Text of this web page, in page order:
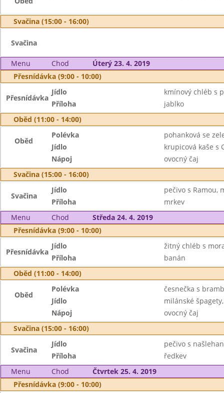
Svačina (15:00 - 16:00)
Svačina
Menu Chod
Úterý 23. 4. 2019
Přesnídávka (9:00 - 10:00)
Přesnídávka
Jídlo
kmínový chléb s
Příloha
jablko
Oběd (11:00 - 14:00)
Oběd
Polévka
pohanková se
Jídlo
krupicová kaše s
Nápoj
ovocný čaj
Svačina (15:00 - 16:00)
Svačina
Jídlo
pečivo s Ramou,
Příloha
mrkev
Menu
Chod
Středa 24. 4. 2019
Přesnídávka (9:00 - 10:00)
Přesnídávka
Jídlo
žitný chléb s
Příloha
banán
Oběd (11:00 - 14:00)
Oběd
Polévka
česnečka s
Jídlo
milánské
Nápoj
ovocný čaj
Svačina (15:00 - 16:00)
Svačina
Jídlo
pečivo s
Příloha
ředkev
Menu
Chod
Čtvrtek 25. 4. 2019
Přesnídávka (9:00 - 10:00)